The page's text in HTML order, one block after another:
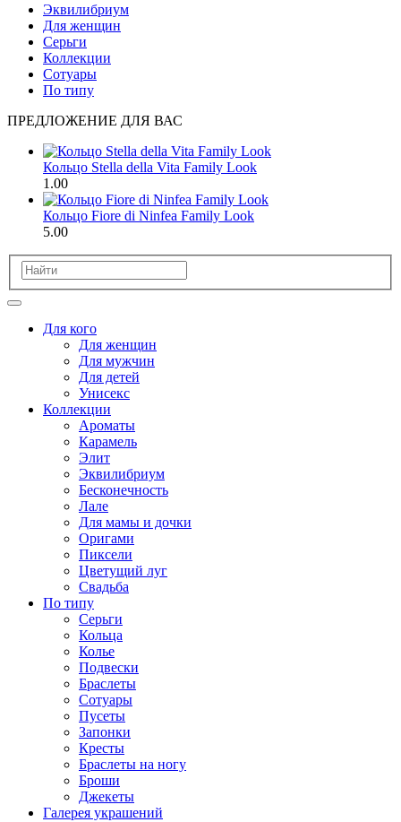
Эквилибриум
Для женщин
Серьги
Коллекции
Сотуары
По типу
ПРЕДЛОЖЕНИЕ ДЛЯ ВАС
Кольцо Stella della Vita Family Look
1.00
Кольцо Fiore di Ninfea Family Look
5.00
Для кого
Для женщин
Для мужчин
Для детей
Унисекс
Коллекции
Ароматы
Карамель
Элит
Эквилибриум
Бесконечность
Лале
Для мамы и дочки
Оригами
Пиксели
Цветущий луг
Свадьба
По типу
Серьги
Кольца
Колье
Подвески
Браслеты
Сотуары
Пусеты
Запонки
Кресты
Браслеты на ногу
Броши
Джекеты
Галерея украшений